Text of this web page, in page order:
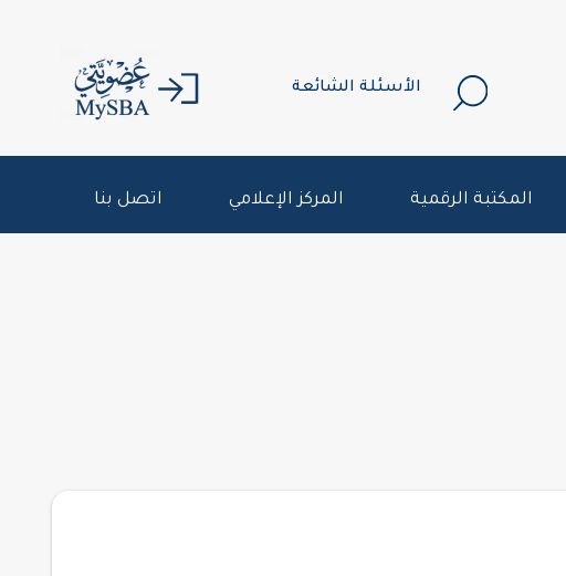
الأسئلة الشائعة
المكتبة الرقمية المركز الإعلامي اتصل بنا